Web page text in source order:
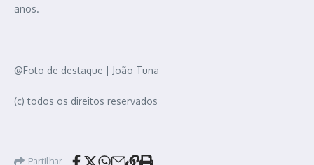
anos.
@Foto de destaque | João Tuna
(c) todos os direitos reservados
Partilhar